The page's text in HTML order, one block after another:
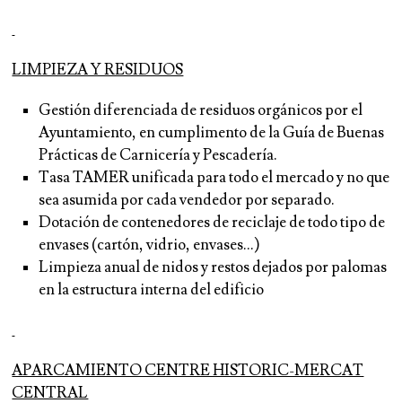
LIMPIEZA Y RESIDUOS
Gestión diferenciada de residuos orgánicos por el
Ayuntamiento, en cumplimento de la Guía de Buenas
Prácticas de Carnicería y Pescadería.
Tasa TAMER unificada para todo el mercado y no que
sea asumida por cada vendedor por separado.
Dotación de contenedores de reciclaje de todo tipo de
envases (cartón, vidrio, envases…)
Limpieza anual de nidos y restos dejados por palomas
en la estructura interna del edificio
APARCAMIENTO CENTRE HISTORIC-MERCAT
CENTRAL